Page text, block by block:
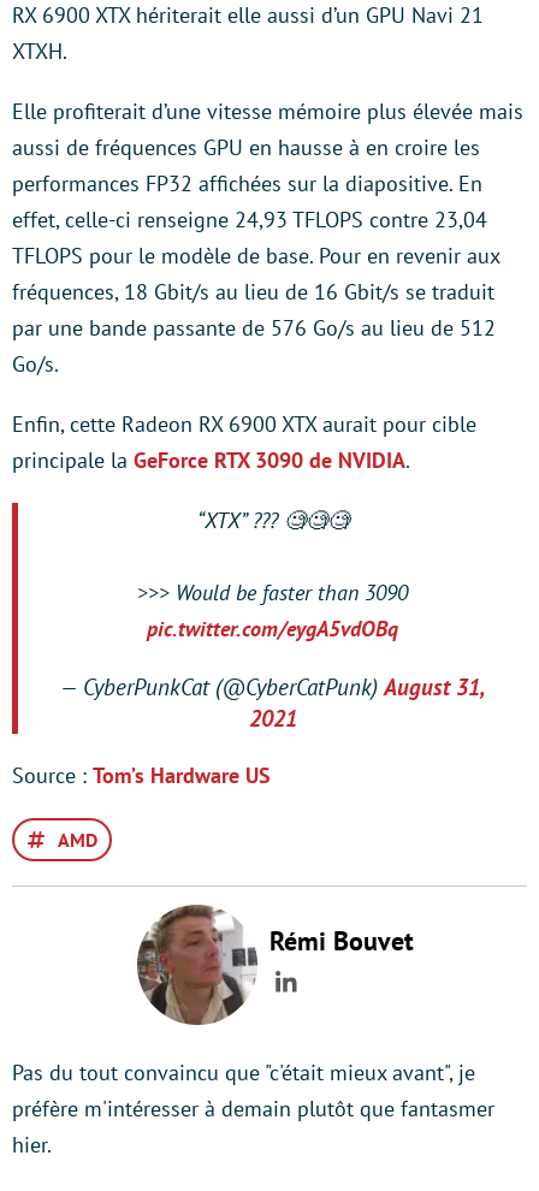
RX 6900 XTX hériterait elle aussi d’un GPU Navi 21
XTXH.
Elle profiterait d’une vitesse mémoire plus élevée mais
aussi de fréquences GPU en hausse à en croire les
performances FP32 affichées sur la diapositive. En
effet, celle-ci renseigne 24,93 TFLOPS contre 23,04
TFLOPS pour le modèle de base. Pour en revenir aux
fréquences, 18 Gbit/s au lieu de 16 Gbit/s se traduit
par une bande passante de 576 Go/s au lieu de 512
Go/s.
Enfin, cette Radeon RX 6900 XTX aurait pour cible
principale la GeForce RTX 3090 de NVIDIA.
“XTX” ??? 🧐🧐🧐
>>> Would be faster than 3090
pic.twitter.com/eygA5vdOBq
— CyberPunkCat (@CyberCatPunk)August 31,
2021
Source : Tom’s Hardware US
AMD
Rémi Bouvet
LinkedIn
Pas du tout convaincu que "c'était mieux avant", je
préfère m'intéresser à demain plutôt que fantasmer
hier.